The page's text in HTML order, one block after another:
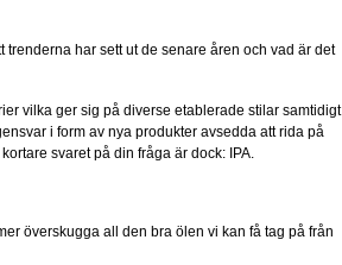
trenderna har sett ut de senare åren och vad är det
vilka ger sig på diverse etablerade stilar samtidigt
i form av nya produkter avsedda att rida på
svaret på din fråga är dock: IPA.
överskugga all den bra ölen vi kan få tag på från